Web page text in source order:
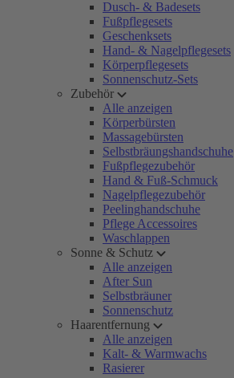
Dusch- & Badesets
Fußpflegesets
Geschenksets
Hand- & Nagelpflegesets
Körperpflegesets
Sonnenschutz-Sets
Zubehör
Alle anzeigen
Körperbürsten
Massagebürsten
Selbstbräungshandschuhe
Fußpflegezubehör
Hand & Fuß-Schmuck
Nagelpflegezubehör
Peelinghandschuhe
Pflege Accessoires
Waschlappen
Sonne & Schutz
Alle anzeigen
After Sun
Selbstbräuner
Sonnenschutz
Haarentfernung
Alle anzeigen
Kalt- & Warmwachs
Rasierer